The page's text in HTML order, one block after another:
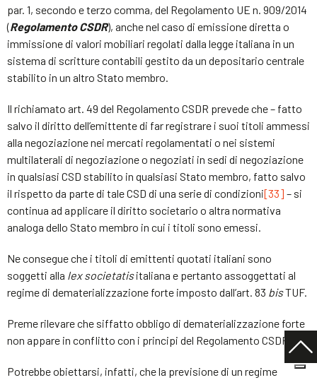
par. 1, secondo e terzo comma, del Regolamento UE n. 909/2014
(Regolamento CSDR), anche nel caso di emissione diretta o
immissione di valori mobiliari regolati dalla legge italiana in un
sistema di scritture contabili gestito da un depositario centrale
stabilito in un altro Stato membro.
Il richiamato art. 49 del Regolamento CSDR prevede che – fatto
salvo il diritto dell’emittente di far registrare i suoi titoli ammessi
alla negoziazione nei mercati regolamentati o nei sistemi
multilaterali di negoziazione o negoziati in sedi di negoziazione
in qualsiasi CSD stabilito in qualsiasi Stato membro, fatto salvo
il rispetto da parte di tale CSD di una serie di condizioni[33] – si
continua ad applicare il diritto societario o altra normativa
analoga dello Stato membro in cui i titoli sono emessi.
Ne consegue che i titoli di emittenti quotati italiani sono
soggetti alla lex societatisitaliana e pertanto assoggettati al
regime di dematerializzazione forte imposto dall’art. 83 bisTUF.
Preme rilevare che siffatto obbligo di dematerializzazione forte
non appare in conflitto con i principi del Regolamento CSDR.
Potrebbe obiettarsi, infatti, che la previsione di un regime